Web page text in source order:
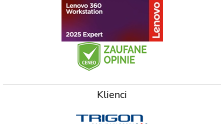
Klienci